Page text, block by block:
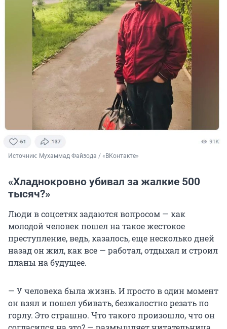
Источник: Мухаммад Файзода / «ВКонтакте»
«Хладнокровно убивал за жалкие 500
тысяч?»
Люди в соцсетях задаются вопросом — как
молодой человек пошел на такое жестокое
преступление, ведь, казалось, еще несколько дней
назад он жил, как все — работал, отдыхал и строил
планы на будущее.
— У человека была жизнь. И просто в один момент
он взял и пошел убивать, безжалостно резать по
горлу. Это страшно. Что такого произошло, что он